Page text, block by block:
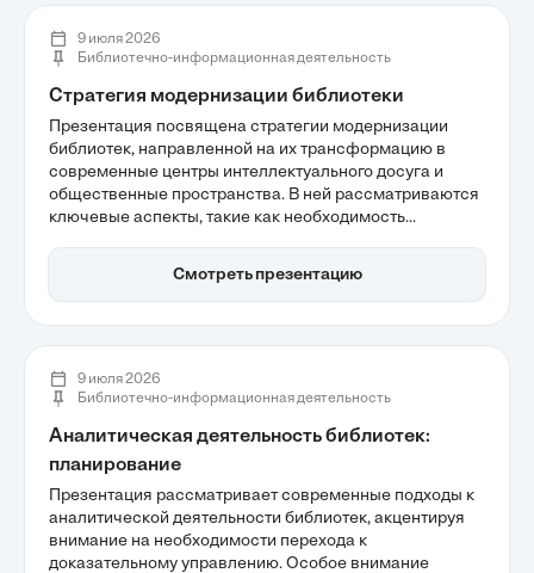
9 июля 2026
Библиотечно-информационная деятельность
Стратегия модернизации библиотеки
Презентация посвящена стратегии модернизации
библиотек, направленной на их трансформацию в
современные центры интеллектуального досуга и
общественные пространства. В ней рассматриваются
ключевые аспекты, такие как необходимость
сервисов, а также создание гибких пространств для
различных сценариев активности пользователей.
сообщества.
Смотреть презентацию
9 июля 2026
Библиотечно-информационная деятельность
Аналитическая деятельность библиотек:
планирование
Презентация рассматривает современные подходы к
аналитической деятельности библиотек, акцентируя
внимание на необходимости перехода к
доказательному управлению. Особое внимание